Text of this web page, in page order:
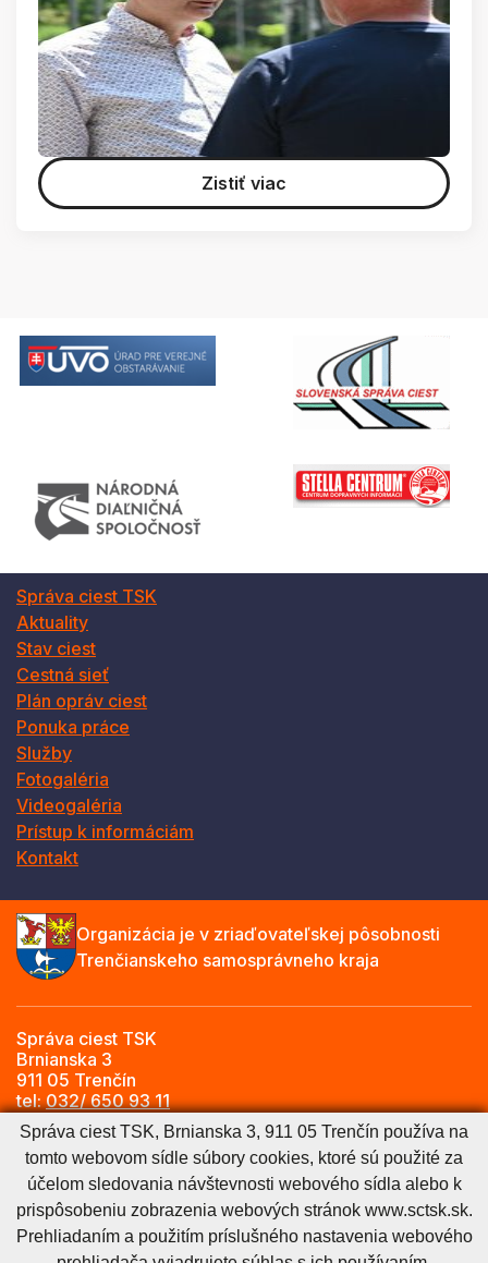
Zistiť viac
Správa ciest TSK
Aktuality
Stav ciest
Cestná sieť
Plán opráv ciest
Ponuka práce
Služby
Fotogaléria
Videogaléria
Prístup k informáciám
Kontakt
Organizácia je v zriaďovateľskej pôsobnosti
Trenčianskeho samosprávneho kraja
Správa ciest TSK
Brnianska 3
911 05 Trenčín
tel:032/ 650 93 11
e-mail:
info@sctsk.sk
Zásady spracúvania osobných údajovCookies nastavenie
Cookies - viac informáciíVyhlásenie o prístupnosti
Technický prevádzkovateľSprávca obsahu
Správa ciest TSK, Brnianska 3, 911 05 Trenčín používa na
tomto webovom sídle súbory cookies, ktoré sú použité za
účelom sledovania návštevnosti webového sídla alebo k
prispôsobeniu zobrazenia webových stránok www.sctsk.sk.
Prehliadaním a použitím príslušného nastavenia webového